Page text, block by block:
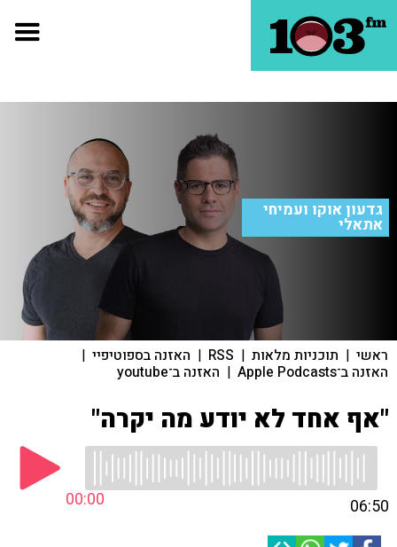
גדעון אוקו ועמיחי
אתאלי
ראשי | תוכניות מלאות |
RSS
| האזנה בספוטיפיי |
האזנה ב־Apple Podcasts | האזנה ב־youtube
"אף אחד לא יודע מה יקרה"
00:00 06:50